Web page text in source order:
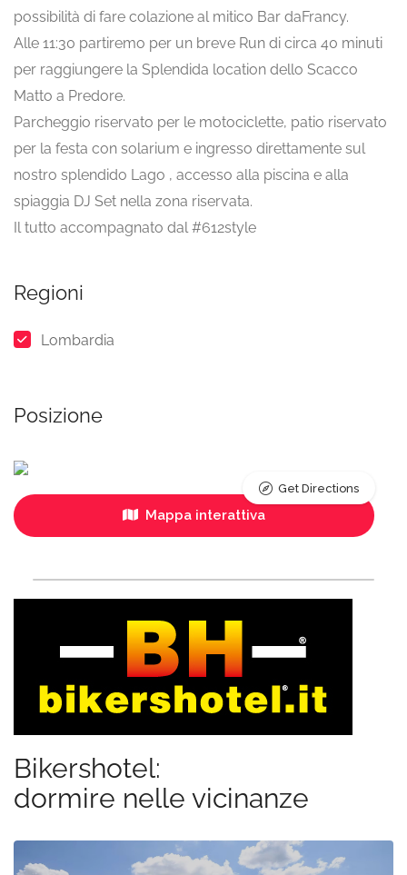
possibilità di fare colazione al mitico Bar daFrancy.
Alle 11:30 partiremo per un breve Run di circa 40 minuti
per raggiungere la Splendida location dello Scacco
Matto a Predore.
Parcheggio riservato per le motociclette, patio riservato
per la festa con solarium e ingresso direttamente sul
nostro splendido Lago , accesso alla piscina e alla
spiaggia DJ Set nella zona riservata.
Il tutto accompagnato dal #612style
Regioni
Lombardia
Posizione
Mappa interattiva
Get Directions
Bikershotel:
dormire nelle vicinanze